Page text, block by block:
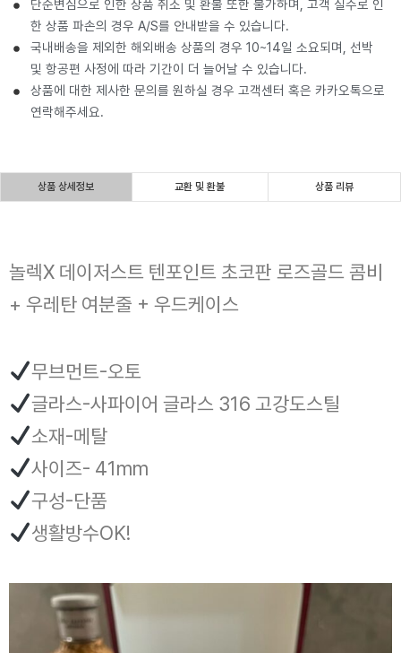
단순변심으로 인한 상품 취소 및 환불 또한 불가하며, 고객 실수로 인
한 상품 파손의 경우 A/S를 안내받을 수 있습니다.
국내배송을 제외한 해외배송 상품의 경우 10~14일 소요되며, 선박
및 항공편 사정에 따라 기간이 더 늘어날 수 있습니다.
상품에 대한 제사한 문의를 원하실 경우 고객센터 혹은 카카오톡으로
연락해주세요.
상품 상세정보 교환 및 환불 상품 리뷰
놀렉X 데이저스트 텐포인트 초코판 로즈골드 콤비
+ 우레탄 여분줄 + 우드케이스
무브먼트-오토
글라스-사파이어 글라스 316 고강도스틸
소재-메탈
사이즈- 41mm
구성-단품
생활방수OK!